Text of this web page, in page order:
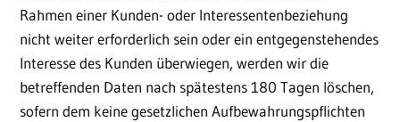
Rahmen einer Kunden- oder Interessentenbeziehung
nicht weiter erforderlich sein oder ein entgegenstehendes
Interesse des Kunden überwiegen, werden wir die
betreffenden Daten nach spätestens 180 Tagen löschen,
sofern dem keine gesetzlichen Aufbewahrungspflichten